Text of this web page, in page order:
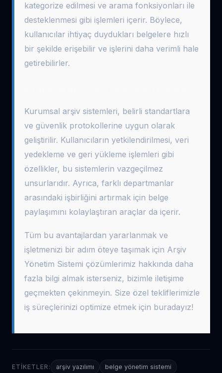
kategorize edilmesi ve arama fonksiyonları ile
desteklenmesi gibi işlemleri içerir. Böylece,
kullanıcılar ihtiyaç duydukları belgelere hızlı
bir şekilde erişebilir ve işlerini daha verimli hale
getirebilirler.
Kurumsal arşiv sistemleri, belirli standartlara
ve güvenlik protokollerine uygun olarak
geliştirilir. Kullanıcıların yetkilendirilmesi, veri
yedekleme ve geri yükleme işlemleri gibi
özellikler, bu sistemlerin vazgeçilmez
unsurlarıdır. Ayrıca, farklı departmanlar
arasındaki işbirliğini artırmak için belge
paylaşımını kolaylaştıran araçlar da içerir.
Tüm bu avantajlardan yararlanmak ve
işletmenizi bir adım öteye taşımak için Arşiv
Yönetim Sistemi çözümlerimiz hakkında daha
fazla bilgi almak isterseniz, bizimle iletişime
geçmekten çekinmeyin. Size özel tekliflerimizle
iş süreçlerinizi optimize etmek için buradayız!
ETIKETLER: arşiv yazılımı
belge yönetim sistemi